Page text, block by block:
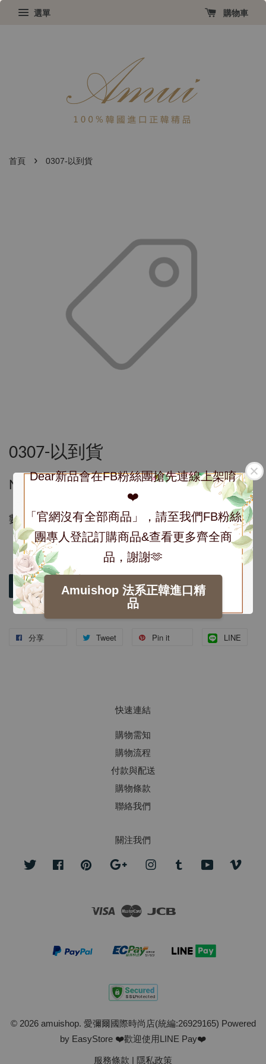
Dear新品會在FB粉絲團搶先連線上架唷
❤️
「官網沒有全部商品」，請至我們FB粉絲
團專人登記訂購商品&查看更多齊全商
品，謝謝🫶
Amuishop 法系正韓進口精
品
選單 購物車
首頁 › 0307-以到貨
0307-以到貨
NT$ 270
數量
加入購物車
分享 Tweet Pin it LINE
快速連結
購物需知
購物流程
付款與配送
購物條款
聯絡我們
關注我們
Twitter FacebookPinterest Google InstagramTumblr YouTube
Visa Master
© 2026 amuishop. 愛彌爾國際時尚店(統編:26929165) Powered
by EasyStore ❤️歡迎使用LINE Pay❤️
服務條款 | 隱私政策